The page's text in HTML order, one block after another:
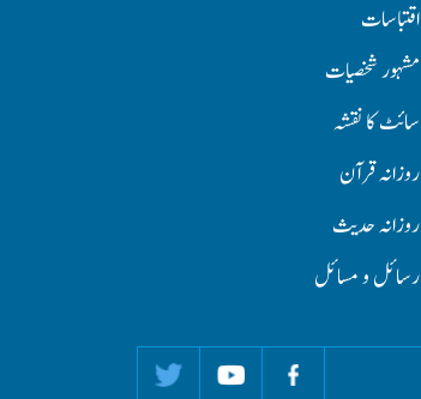
اقتباسات
مشہور شخصیات
سائٹ کا نقشہ
روزانہ قرآن
روزانہ حدیث
رسائل و مسائل